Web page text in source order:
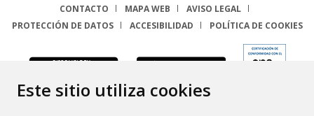
Este sitio utiliza cookies
CONTACTO
MAPA WEB
AVISO LEGAL
PROTECCIÓN DE DATOS
ACCESIBILIDAD POLÍTICA DE COOKIES